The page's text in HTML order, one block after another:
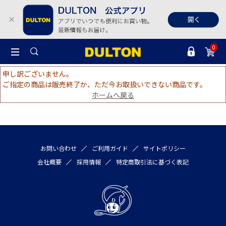
0
申し訳ございません。
ご指定の商品は販売終了か、ただ今お取扱いできない商品です。
ホームへ戻る
お問い合わせ ご利用ガイド
サイトポリシー
会社概要
採用情報 特定商取引法に基づく表記